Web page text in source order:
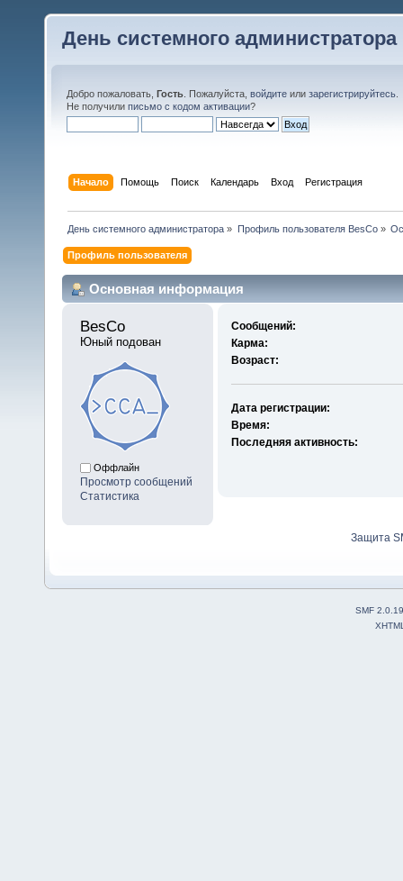
День системного администратора
Добро пожаловать, Гость . Пожалуйста, войдите или зарегистрируйтесь
Не получили письмо с кодом активации?
Начало Помощь Поиск Календарь Вход Регистрация
День системного администратора » Профиль пользователя BesCo»
Профиль пользователя
Основная информация
BesCo
Юный подован
Оффлайн
Просмотр сообщений
Статистика
Сообщений:
Карма:
Возраст:
Дата регистрации:
Время:
Последняя активность:
Защита
SMF 2.0.19